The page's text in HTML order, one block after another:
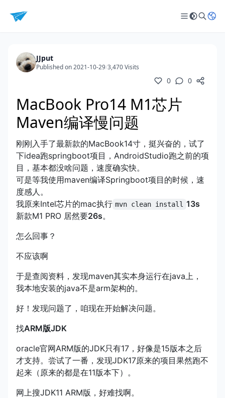
JJput
Published on 2021-10-29/3,470 Visits
0 0
MacBook Pro14 M1芯片
Maven编译慢问题
刚刚入手了最新款的MacBook14寸，挺兴奋的，试了
下idea跑springboot项目，AndroidStudio跑之前的项
目，基本都没啥问题，速度确实快。
可是等我使用maven编译Springboot项目的时候，速
度感人。
我原来Intel芯片的mac执行 mvn clean install 13s
新款M1 PRO 居然要26s。
怎么回事？
不应该啊
于是查阅资料，发现maven其实本身运行在java上，
我本地安装的java不是arm架构的。
好！发现问题了，咱现在开始解决问题。
找ARM版JDK
oracle官网ARM版的JDK只有17，好像是15版本之后
才支持。尝试了一番，发现JDK17原来的项目果然跑不
起来（原来的都是在11版本下）。
网上搜JDK11 ARM版，好难找啊。